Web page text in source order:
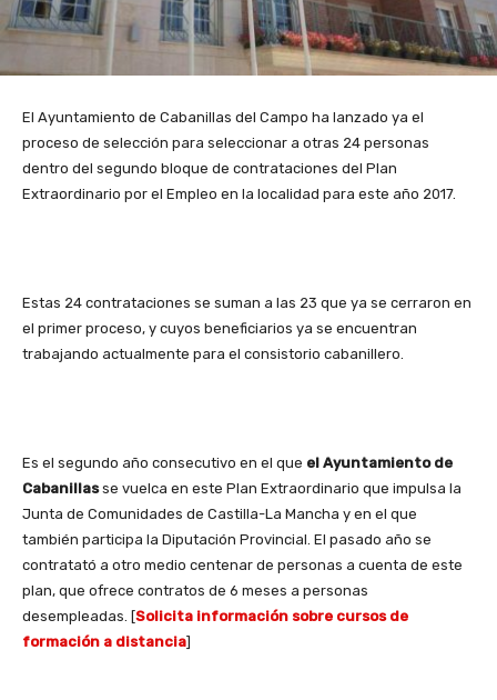
El Ayuntamiento de Cabanillas del Campo ha lanzado ya el
proceso de selección para seleccionar a otras 24 personas
dentro del segundo bloque de contrataciones del Plan
Extraordinario por el Empleo en la localidad para este año 2017.
Estas 24 contrataciones se suman a las 23 que ya se cerraron en
el primer proceso, y cuyos beneficiarios ya se encuentran
trabajando actualmente para el consistorio cabanillero.
Es el segundo año consecutivo en el que el Ayuntamiento de
Cabanillasse vuelca en este Plan Extraordinario que impulsa la
Junta de Comunidades de Castilla-La Mancha y en el que
también participa la Diputación Provincial. El pasado año se
contratató a otro medio centenar de personas a cuenta de este
plan, que ofrece contratos de 6 meses a personas
desempleadas. [Solicita información sobre cursos de
formación a distancia]